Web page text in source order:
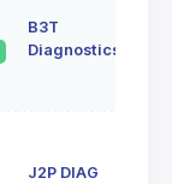
B3T
Diagnostics
J2P DIAG